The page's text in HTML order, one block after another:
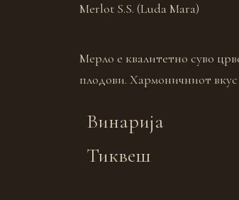
Merlot S.S. (Luda Mara)
Мерло е квалитетно суво
плодови. Хармоничниот
Винарија
Тиквеш